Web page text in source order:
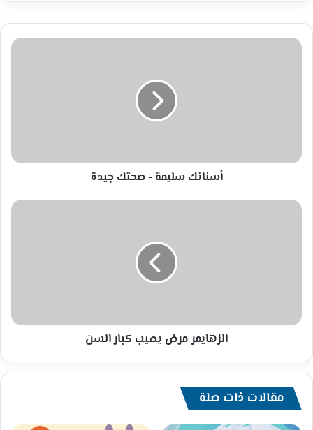
أسنانك
أسنانك سليمة - صحتك جيدة
الزهايمر
الزهايمر مرض يصيب كبار السن
مقالات ذات صلة